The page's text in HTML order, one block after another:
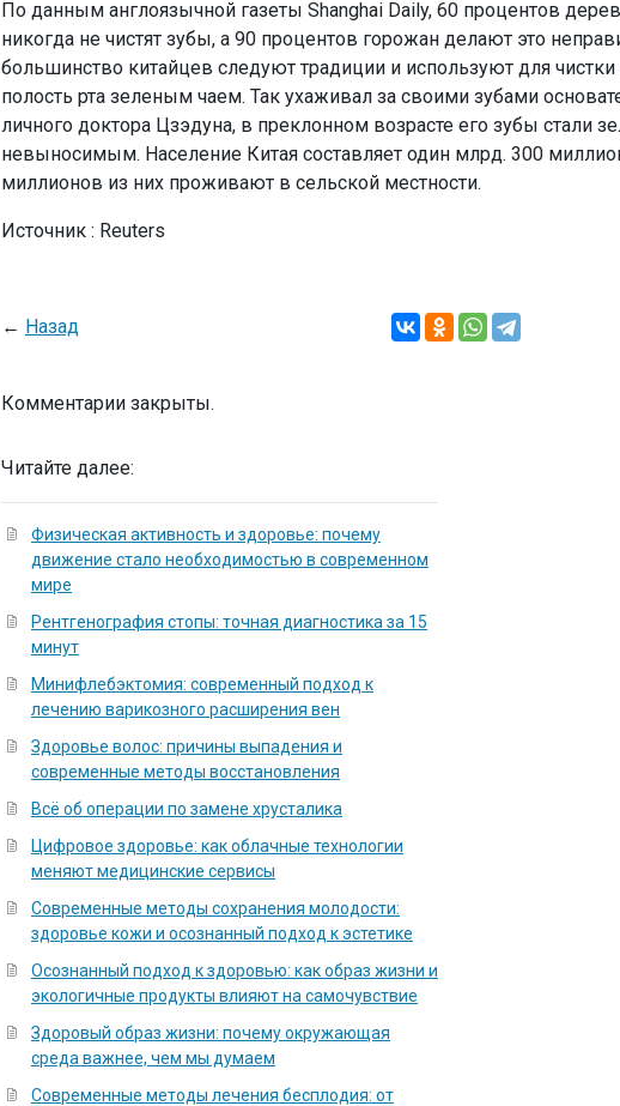
По данным англоязычной газеты Shanghai Daily, 60 процентов
никогда не чистят зубы, а 90 процентов горожан делают это
большинство китайцев следуют традиции и используют для
полость рта зеленым чаем. Так ухаживал за своими зубами
личного доктора Цзэдуна, в преклонном возрасте его зубы стали
невыносимым. Население Китая составляет один млрд. 300
миллионов из них проживают в сельской местности.
Источник : Reuters
← Назад
Комментарии закрыты.
Читайте далее:
Физическая активность и здоровье: почему
движение стало необходимостью в современном
мире
Рентгенография стопы: точная диагностика за 15
минут
Минифлебэктомия: современный подход к
лечению варикозного расширения вен
Здоровье волос: причины выпадения и
современные методы восстановления
Всё об операции по замене хрусталика
Цифровое здоровье: как облачные технологии
меняют медицинские сервисы
Современные методы сохранения молодости:
здоровье кожи и осознанный подход к эстетике
Осознанный подход к здоровью: как образ жизни и
экологичные продукты влияют на самочувствие
Здоровый образ жизни: почему окружающая
среда важнее, чем мы думаем
Современные методы лечения бесплодия: от